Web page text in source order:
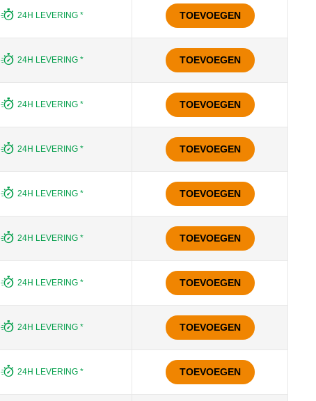
24H LEVERING * TOEVOEGEN
24H LEVERING * TOEVOEGEN
24H LEVERING * TOEVOEGEN
24H LEVERING * TOEVOEGEN
24H LEVERING * TOEVOEGEN
24H LEVERING * TOEVOEGEN
24H LEVERING * TOEVOEGEN
24H LEVERING * TOEVOEGEN
24H LEVERING * TOEVOEGEN